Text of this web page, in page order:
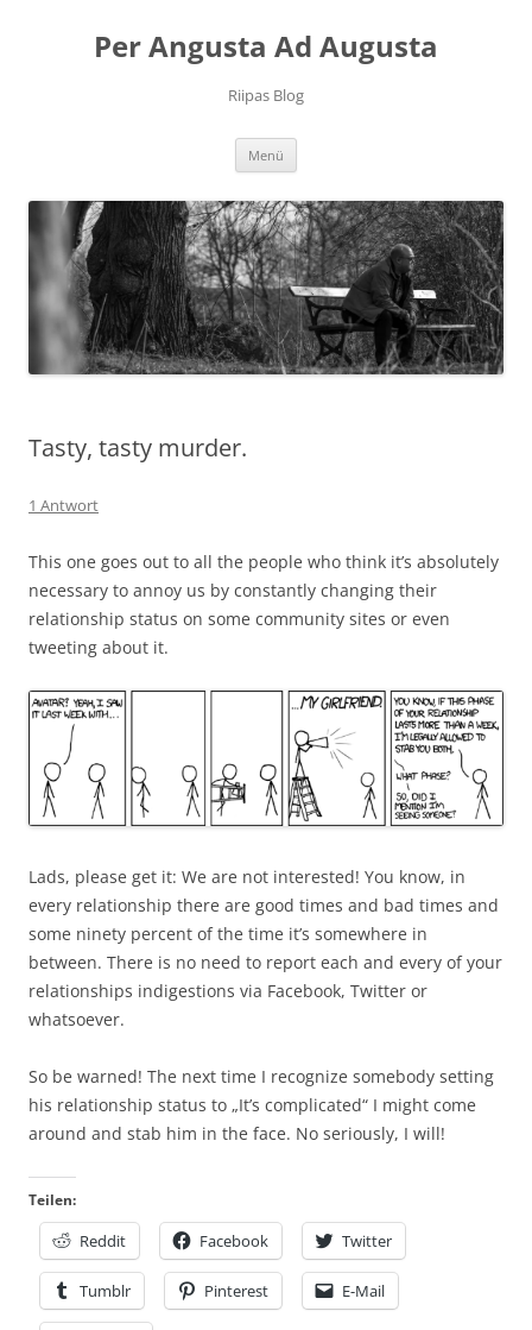
Per Angusta Ad Augusta
Riipas Blog
Menü
Tasty, tasty murder.
1 Antwort
This one goes out to all the people who think it’s absolutely
necessary to annoy us by constantly changing their
relationship status on some community sites or even
tweeting about it.
Lads, please get it: We are not interested! You know, in
every relationship there are good times and bad times and
some ninety percent of the time it’s somewhere in
between. There is no need to report each and every of your
relationships indigestions via Facebook, Twitter or
whatsoever.
So be warned! The next time I recognize somebody setting
his relationship status to „It’s complicated“ I might come
around and stab him in the face. No seriously, I will!
Teilen:
Reddit Facebook Twitter
Tumblr Pinterest E-Mail